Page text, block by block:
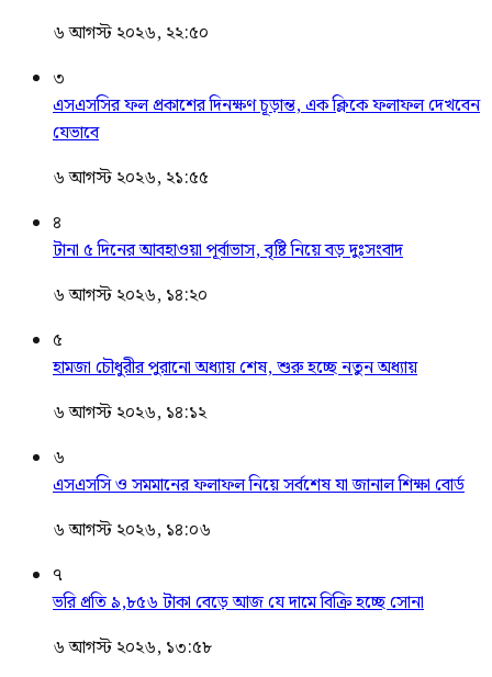
৬ আগস্ট ২০২৬, ২২:৫০
৩
এসএসসির ফল প্রকাশের দিনক্ষণ চূড়ান্ত, এক ক্লিকে ফলাফল দেখবেন
যেভাবে
৬ আগস্ট ২০২৬, ২১:৫৫
৪
টানা ৫ দিনের আবহাওয়া পূর্বাভাস, বৃষ্টি নিয়ে বড় দুঃসংবাদ
৬ আগস্ট ২০২৬, ১৪:২০
৫
হামজা চৌধুরীর পুরানো অধ্যায় শেষ, শুরু হচ্ছে নতুন অধ্যায়
৬ আগস্ট ২০২৬, ১৪:১২
৬
এসএসসি ও সমমানের ফলাফল নিয়ে সর্বশেষ যা জানাল শিক্ষা বোর্ড
৬ আগস্ট ২০২৬, ১৪:০৬
৭
ভরি প্রতি ৯,৮৫৬ টাকা বেড়ে আজ যে দামে বিক্রি হচ্ছে সোনা
৬ আগস্ট ২০২৬, ১৩:৫৮